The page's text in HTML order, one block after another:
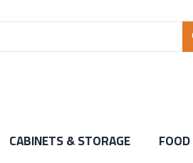
CABINETS & STORAGE